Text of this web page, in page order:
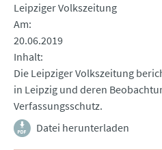
Leipziger Volkszeitung
Am
20.06.2019
Inhalt
Die Leipziger Volkszeitung
in Leipzig und deren
Verfassungsschutz.
Datei herunterladen